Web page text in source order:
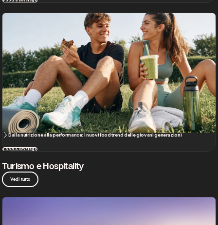
Dalla nutrizione alla performance: i nuovi food trend delle giovani generazioni
Food & Beverage
Turismo e Hospitality
Vedi tutto